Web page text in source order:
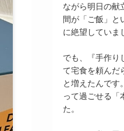
ながら明日の
間が「ご飯」と
に絶望していま
でも、『手作り
て宅食を頼んだ
と増えたんです
って過ごせる「
た。